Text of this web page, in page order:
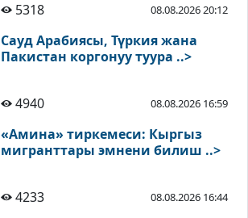
5318 08.08.2026 20:12
Сауд Арабиясы, Түркия жана
Пакистан коргонуу туура ..>
4940 08.08.2026 16:59
«Амина» тиркемеси: Кыргыз
мигранттары эмнени билиш ..>
4233 08.08.2026 16:44